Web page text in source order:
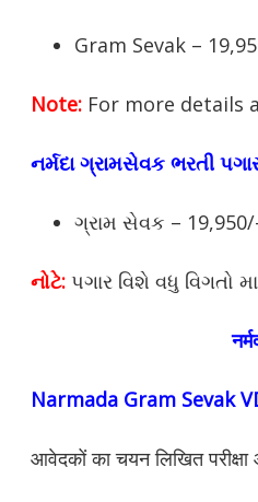
Gram Sevak –
Note: For more details
નર્મદા ગ્રામસેવક ભરતી
ગ્રામ સેવક –
નોટે: પગાર વિશે વધુ વિગતો
Narmada Gram Sevak
आवेदकों का चयन लिखित